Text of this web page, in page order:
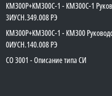
КМ300Р+КМ300С-1 - КМ300C-1
3ИУСН.349.008 РЭ
КМ300Р+КМ300С-1 - КМ300
0ИУСН.140.008 РЭ
СО 3001 - Описание типа СИ